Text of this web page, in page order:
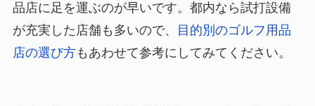
品店に足を運ぶのが早いです。都内なら試打設備
が充実した店舗も多いので、
目的別のゴルフ用品
店の選び方もあわせて参考にしてみてください。